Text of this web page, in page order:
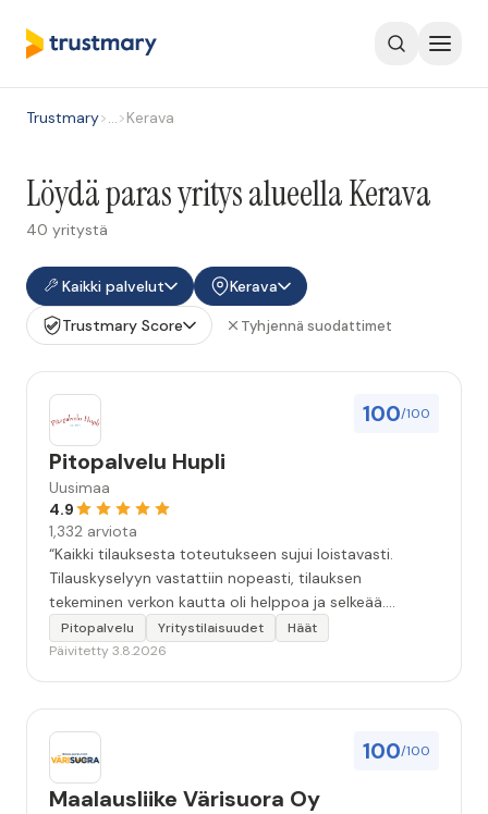
Trustmary>…>Kerava
Löydä paras yritys alueella Kerava
40 yritystä
Kaikki palvelut
Kerava
Trustmary Score
Tyhjennä suodattimet
100/100
Pitopalvelu Hupli
Uusimaa
4.9
1,332 arviota
“Kaikki tilauksesta toteutukseen sujui loistavasti.
Tilauskyselyyn vastattiin nopeasti, tilauksen
tekeminen verkon kautta oli helppoa ja selkeää.
Kävimme tilauksen vielä kahteen kertaan puhelimessa
läpi, että kaikki seikat oltiin varmasti huomioitu.
Pitopalvelu Yritystilaisuudet
Häät
Päivitetty 3.8.2026
100/100
Maalausliike Värisuora Oy